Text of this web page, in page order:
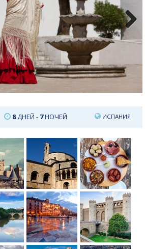
Next
8ДНЕЙ - 7НОЧЕЙ ИСПАНИЯ